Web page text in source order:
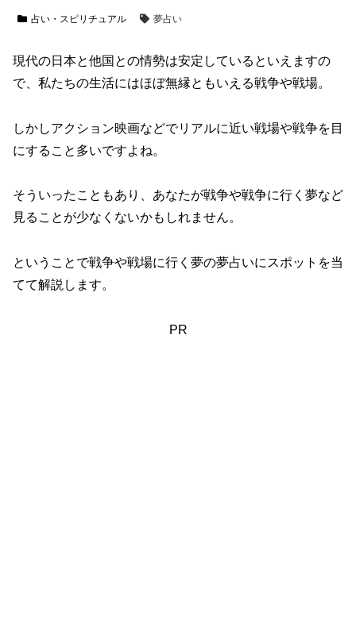
占い・スピリチュアル 夢占い
現代の日本と他国との情勢は安定しているといえますの
で、私たちの生活にはほぼ無縁ともいえる戦争や戦場。
しかしアクション映画などでリアルに近い戦場や戦争を目
にすること多いですよね。
そういったこともあり、あなたが戦争や戦争に行く夢など
見ることが少なくないかもしれません。
ということで戦争や戦場に行く夢の夢占いにスポットを当
てて解説します。
PR